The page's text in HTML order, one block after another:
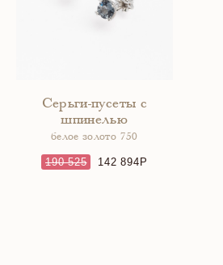
Серьги-пусеты с
шпинелью
белое золото 750
190 525 142 894